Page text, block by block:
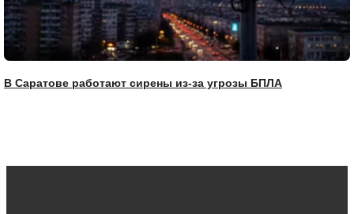
В Саратове работают сирены из-за угрозы БПЛА